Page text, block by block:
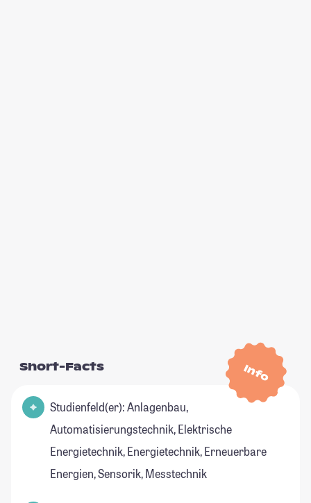
Info
Short-Facts
Studienfeld(er): Anlagenbau,
Automatisierungstechnik, Elektrische
Energietechnik, Energietechnik, Erneuerbare
Energien, Sensorik, Messtechnik